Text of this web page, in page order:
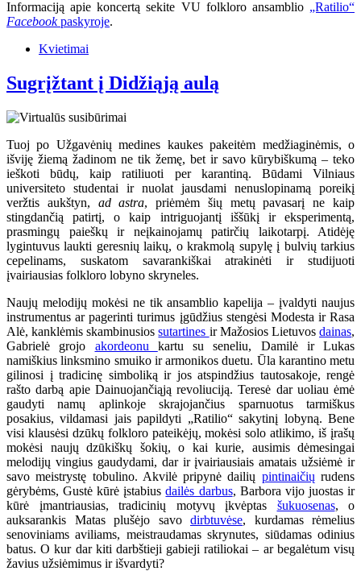
Informaciją apie koncertą sekite VU folkloro ansamblio „Ratilio“
Facebookpaskyroje.
Kvietimai
Sugrįžtant į Didžiąją aulą
Tuoj po Užgavėnių medines kaukes pakeitėm medžiaginėmis, o
išviję žiemą žadinom ne tik žemę, bet ir savo kūrybiškumą – teko
ieškoti būdų, kaip ratiliuoti per karantiną. Būdami Vilniaus
universiteto studentai ir nuolat jausdami nenuslopinamą poreikį
veržtis aukštyn, ad astra, priėmėm šių metų pavasarį ne kaip
stingdančią patirtį, o kaip intriguojantį iššūkį ir eksperimentą,
prasmingų paieškų ir neįkainojamų patirčių laikotarpį. Atidėję
lygintuvus laukti geresnių laikų, o krakmolą supylę į bulvių tarkius
cepelinams, suskatom savarankiškai atrakinėti ir studijuoti
įvairiausias folkloro lobyno skryneles.
Naujų melodijų mokėsi ne tik ansamblio kapelija – įvaldyti naujus
instrumentus ar pagerinti turimus įgūdžius stengėsi Modesta ir Rasa
Alė, kanklėmis skambinusiossutartines ir Mažosios Lietuvosdainas,
Gabrielė grojo akordeonu kartu su seneliu, Damilė ir Lukas
namiškius linksmino smuiko ir armonikos duetu. Ūla karantino metu
gilinosi į tradicinę simboliką ir jos atspindžius tautosakoje, rengė
rašto darbą apie Dainuojančiąją revoliuciją. Teresė dar uoliau ėmė
gaudyti namų aplinkoje skrajojančius sparnuotus tarmiškus
posakius, vildamasi jais papildyti „Ratilio“ sakytinį lobyną. Bene
visi klausėsi dzūkų folkloro pateikėjų, mokėsi solo atlikimo, iš įrašų
mokėsi naujų dzūkiškų šokių, o kai kurie, ausimis dėmesingai
melodijų vingius gaudydami, dar ir įvairiausiais amatais užsiėmė ir
savo meistrystę tobulino. Akvilė pripynė dailių pintinaičių rudens
gėrybėms, Gustė kūrė įstabiusdailės darbus, Barbora vijo juostas ir
kūrė įmantriausias, tradicinių motyvų įkvėptas šukuosenas, o
auksarankis Matas plušėjo savo dirbtuvėse, kurdamas rėmelius
senoviniams aviliams, meistraudamas skrynutes, siūdamas odinius
batus. O kur dar kiti darbštieji gabieji ratiliokai – ar begalėtum visų
žavius užsiėmimus ir išvardyti?